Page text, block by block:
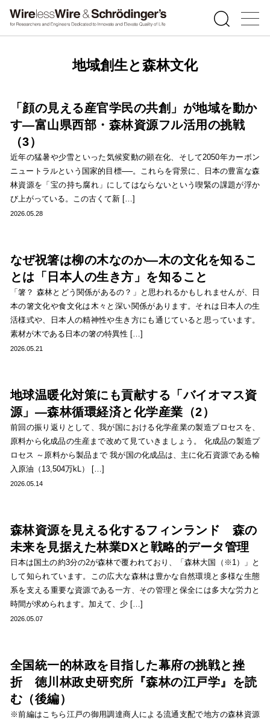
地域創生と森林文化
「顔の見える産官学民の共創」が地域を動か
す―富山県西部・森林資源フル活用の挑戦
（3）
近年の猛暑や少雪といった気候変動の顕在化、そして2050年カーボン
ニュートラルという国家的目標──。これらを背景に、日本の豊富な森
林資源を「宝の持ち腐れ」にしてはならないという喫緊の課題が浮か
び上がっている。この古くて新 […]
2026.05.28
なぜ祝箸は柳の木なのか―木の文化を知るこ
とは「日本人の生き方」を知ること
「箸？ 森林とどう関係があるの？」と思われるかもしれませんが、日
本の箸文化や食文化は木々と深い関係があります。それは日本人の生
活様式や、日本人の精神性や生き方にも通じていると思っています。
素材が木である日本の箸の特異性 […]
2026.05.21
地球温暖化対策にも貢献する「バイオマス資
源」―森林循環経済と化学産業（2）
前回の振り返りとして、我が国における化学産業の製造プロセスを、
原料から化成品の生産まで改めて見ていきましょう。 化成品の製造プ
ロセス ～原料から製品まで 我が国の化成品は、主に化石資源である輸
入原油（13,504万kL） […]
2026.05.14
森林資源を見える化するフィンランド 森の
未来を見据えた林業DXと戦略的データ管理
日本は国土の約3分の2が森林で覆われており、「森林大国（※1）」と
して知られています。この広大な森林は豊かな自然環境と多様な生態
系を支える重要な資源である一方、その管理と保全には多大な労力と
時間が求められます。加えて、少 […]
2026.05.07
全国統一的林政を目指した幕府の挑戦と挫
折 徳川林政史研究所『森林の江戸学』を読
む（後編）
※前編はこちら江戸の御用調達商人による流通支配で地方の森林資源